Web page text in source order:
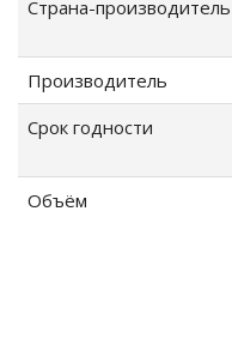
Страна-производитель
Производитель
Срок годности
Объём